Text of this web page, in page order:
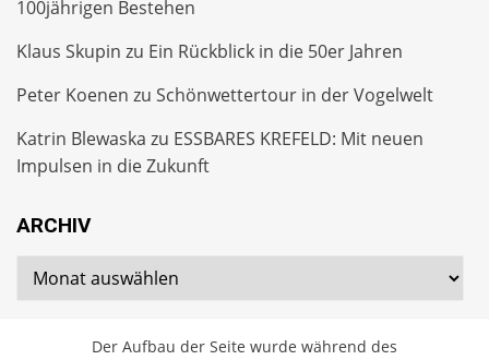
100jährigen Bestehen
Klaus Skupin zu Ein Rückblick in die 50er Jahren
Peter Koenen zu Schönwettertour in der Vogelwelt
Katrin Blewaska zu ESSBARES KREFELD: Mit neuen
Impulsen in die Zukunft
ARCHIV
Archiv
Der Aufbau der Seite wurde während des